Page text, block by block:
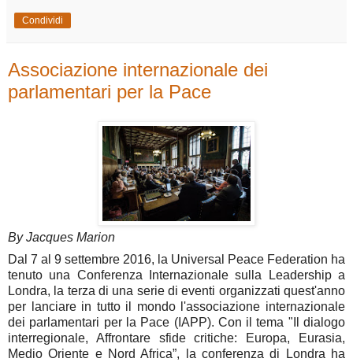
Condividi
Associazione internazionale dei
parlamentari per la Pace
By Jacques Marion
Dal 7 al 9 settembre 2016, la Universal Peace Federation ha
tenuto una Conferenza Internazionale sulla Leadership a
Londra, la terza di una serie di eventi organizzati quest'anno
per lanciare in tutto il mondo l'associazione internazionale
dei parlamentari per la Pace (IAPP). Con il tema "Il dialogo
interregionale, Affrontare sfide critiche: Europa, Eurasia,
Medio Oriente e Nord Africa”, la conferenza di Londra ha